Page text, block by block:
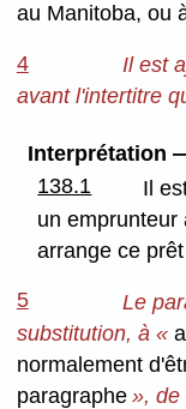
au Manitoba, ou
4
Il est
avant l'intertitre
Interprétation
138.1
Il
un emprunteur
arrange ce
5
Le
substitution, à «
normalement
paragraphe», de